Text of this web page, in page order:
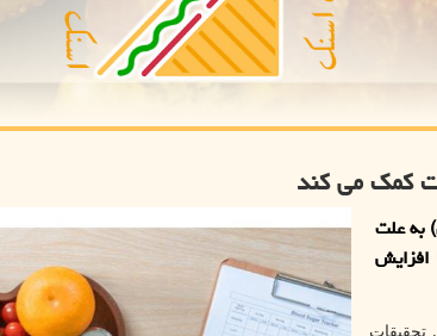
کمک می کند
به علت
افزایش
تحقیقات